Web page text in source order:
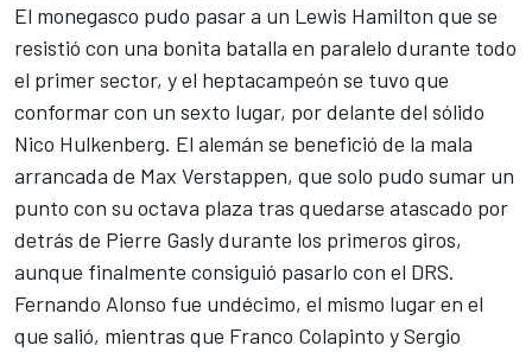
El monegasco pudo pasar a un Lewis Hamilton que se
resistió con una bonita batalla en paralelo durante todo
el primer sector, y el heptacampeón se tuvo que
conformar con un sexto lugar, por delante del sólido
Nico Hulkenberg. El alemán se benefició de la mala
arrancada de Max Verstappen, que solo pudo sumar un
punto con su octava plaza tras quedarse atascado por
detrás de Pierre Gaslydurante los primeros giros,
aunque finalmente consiguió pasarlo con el DRS.
Fernando Alonso fue undécimo, el mismo lugar en el
que salió, mientras que Franco Colapinto ySergio